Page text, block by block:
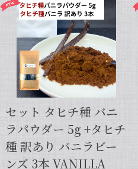
セット タヒチ種 バニ
ラパウダー 5g +タヒチ
種 訳あり バニラビー
ンズ 3本 VANILLA